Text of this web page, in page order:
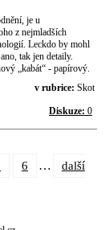
je u
z nejmladších
Leckdo by mohl
tak jen detaily.
„kabát“ - papírový.
v rubrice: Skot
Diskuze: 0
6 …
další